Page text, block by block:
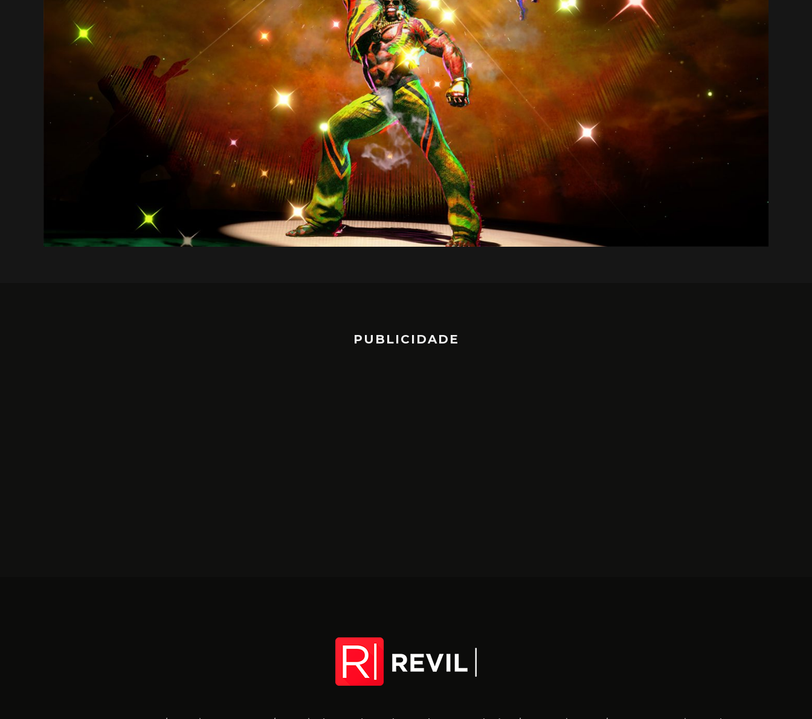
PUBLICIDADE